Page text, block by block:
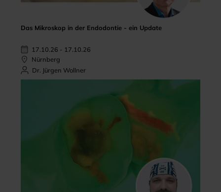
Das Mikroskop in der Endodontie - ein Update
17.10.26 - 17.10.26
Nürnberg
Dr. Jürgen Wollner